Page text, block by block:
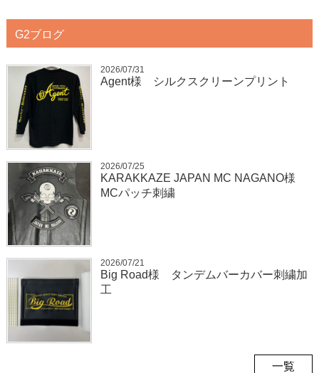
G2ブログ
2026/07/31
Agent様 シルクスクリーンプリント
2026/07/25
KARAKKAZE JAPAN MC NAGANO様
MCパッチ刺繍
2026/07/21
Big Road様 タンデムバーカバー刺繍加
工
一覧